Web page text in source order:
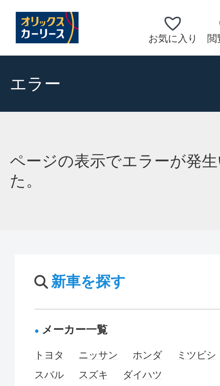
お気に入り 閲
エラー
ページの表示でエラーが発
た。
新車を探す
メーカー一覧
トヨタ ニッサン ホンダ
ミツビシ
スバル
スズキ ダイハツ